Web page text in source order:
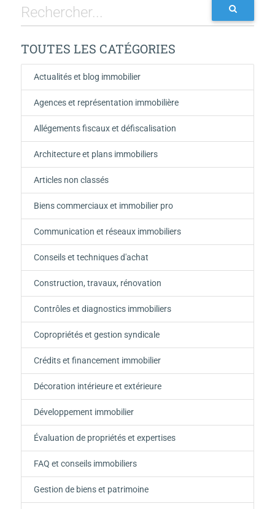
TOUTES LES CATÉGORIES
Actualités et blog immobilier
Agences et représentation immobilière
Allégements fiscaux et défiscalisation
Architecture et plans immobiliers
Articles non classés
Biens commerciaux et immobilier pro
Communication et réseaux immobiliers
Conseils et techniques d'achat
Construction, travaux, rénovation
Contrôles et diagnostics immobiliers
Copropriétés et gestion syndicale
Crédits et financement immobilier
Décoration intérieure et extérieure
Développement immobilier
Évaluation de propriétés et expertises
FAQ et conseils immobiliers
Gestion de biens et patrimoine